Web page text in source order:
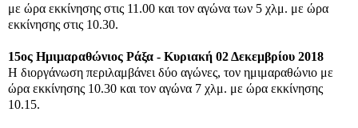
με ώρα εκκίνησης στις 11.00 και τον αγώνα των 5 χλμ. με ώρα
εκκίνησης στις 10.30.
15ος Ημιμαραθώνιος Ράξα - Κυριακή 02 Δεκεμβρίου 2018
Η διοργάνωση περιλαμβάνει δύο αγώνες, τον ημιμαραθώνιο με
ώρα εκκίνησης 10.30 και τον αγώνα 7 χλμ. με ώρα εκκίνησης
10.15.